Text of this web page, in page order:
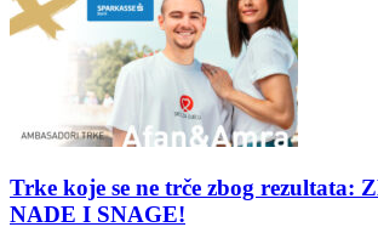
Trke koje se ne trče zbog rezultata:
NADE I SNAGE!